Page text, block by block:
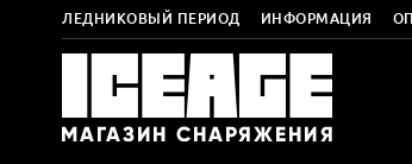
ЛЕДНИКОВЫЙ ПЕРИОД ИНФОРМАЦИЯ